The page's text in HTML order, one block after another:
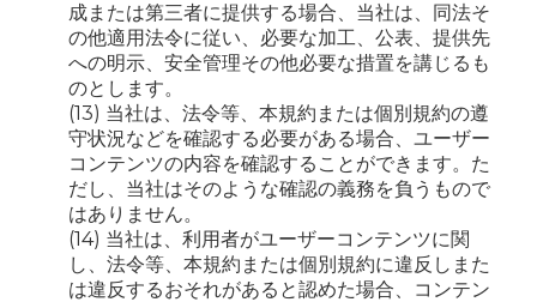
成または第三者に提供する場合、当社は、同法そ
の他適用法令に従い、必要な加工、公表、提供先
への明示、安全管理その他必要な措置を講じるも
のとします。
(13) 当社は、法令等、本規約または個別規約の遵
守状況などを確認する必要がある場合、ユーザー
コンテンツの内容を確認することができます。た
だし、当社はそのような確認の義務を負うもので
はありません。
(14) 当社は、利用者がユーザーコンテンツに関
し、法令等、本規約または個別規約に違反しまた
は違反するおそれがあると認めた場合、コンテン